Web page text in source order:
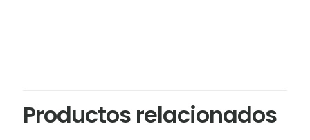
Productos relacionados